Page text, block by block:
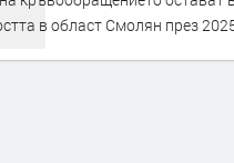
в област Смолян през